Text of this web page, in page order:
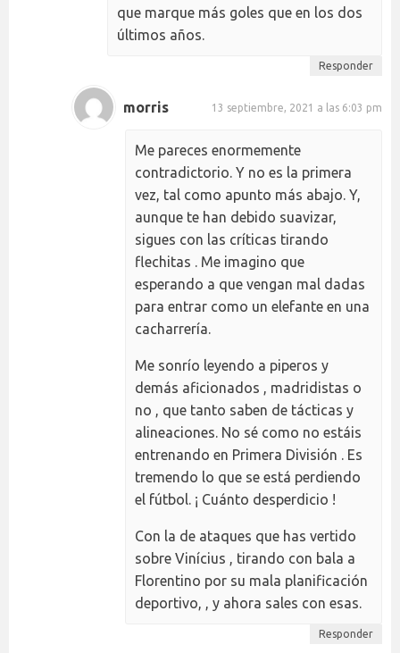
que marque más goles que en los dos
últimos años.
Responder
morris 13 septiembre, 2021 a las 6:03 pm
Me pareces enormemente
contradictorio. Y no es la primera
vez, tal como apunto más abajo. Y,
aunque te han debido suavizar,
sigues con las críticas tirando
flechitas . Me imagino que
esperando a que vengan mal dadas
para entrar como un elefante en una
cacharrería.
Me sonrío leyendo a piperos y
demás aficionados , madridistas o
no , que tanto saben de tácticas y
alineaciones. No sé como no estáis
entrenando en Primera División . Es
tremendo lo que se está perdiendo
el fútbol. ¡ Cuánto desperdicio !
Con la de ataques que has vertido
sobre Vinícius , tirando con bala a
Florentino por su mala planificación
deportivo, , y ahora sales con esas.
Responder